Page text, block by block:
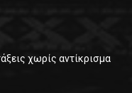
χωρίς αντίκρισμα